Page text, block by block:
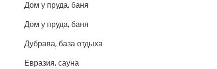
Дом у пруда, баня
Дом у пруда, баня
Дубрава, база отдыха
Евразия, сауна